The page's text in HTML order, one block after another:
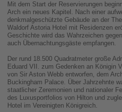
Mit dem Start der Reservierungen
Arch ein neues Kapitel. Nach einer
denkmalgeschützte Gebäude an der
Waldorf Astoria Hotel mit Residenzen
Geschichte wird das Wahrzeichen
auch Übernachtungsgäste empfangen.
Der rund 18.500 Quadratmeter große
Eduard VII. zum Gedenken an Königin
von Sir Aston Webb entworfen, dem
Buckingham Palace. Über Jahrzehnte
staatlicher Zeremonien und nationaler
des Luxusportfolios von Hilton und
Hotel im Vereinigten Königreich.